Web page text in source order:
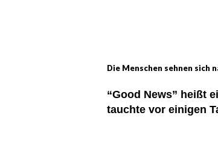
Die Menschen sehnen sich
“Good News” heißt
tauchte vor einigen